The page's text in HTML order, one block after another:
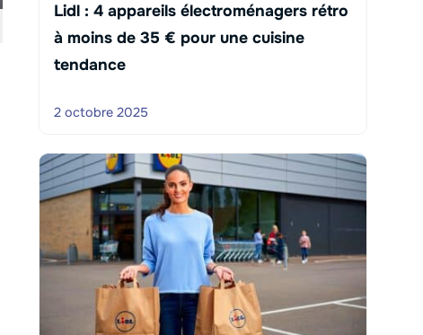
Lidl : 4 appareils électroménagers rétro
à moins de 35 € pour une cuisine
tendance
2 octobre 2025